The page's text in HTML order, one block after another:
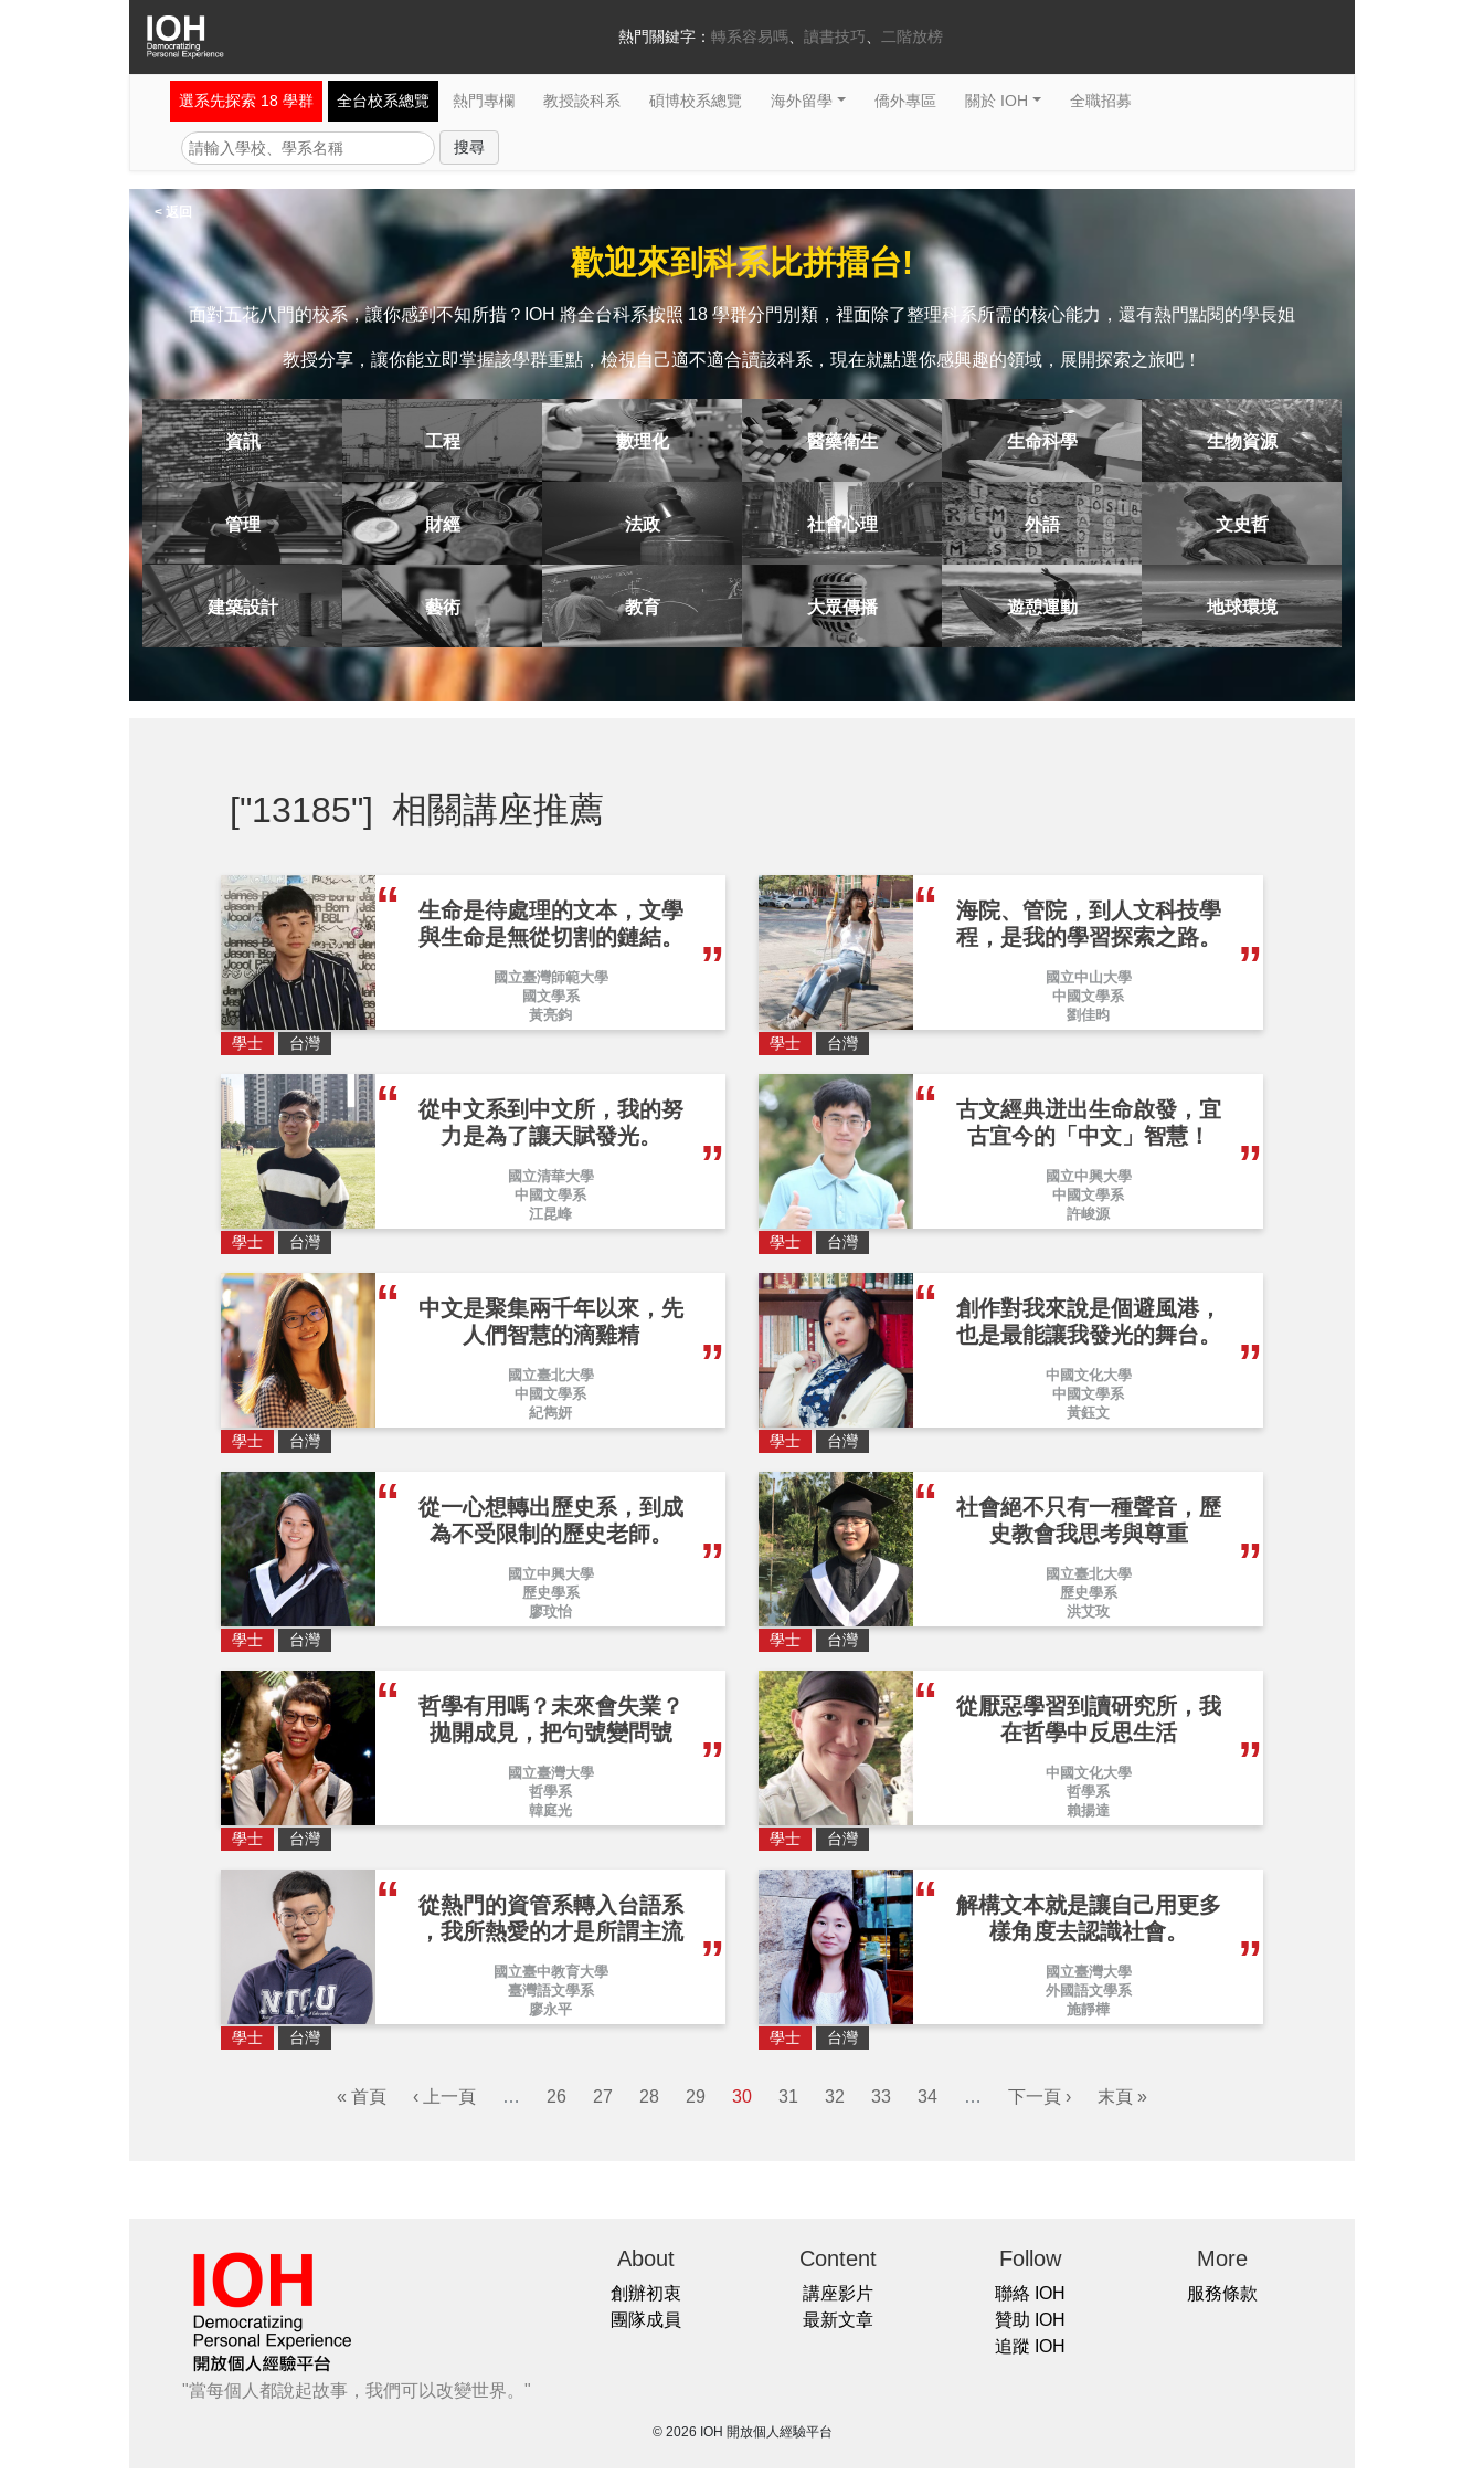
熱門關鍵字： 轉系容易嗎 讀書技巧 二階放榜
選系先探索 18 學群 全台校系總覽 熱門專欄 教授談科系 碩博校系總覽 海外留學 僑外專區 關於 IOH 全職招募
< 返回
歡迎來到科系比拼擂台!
面對五花八門的校系，讓你感到不知所措？IOH 將全台科系按照 18 學群分門別類，裡面除了整理科系所需的核心能力，還有熱門點閱的學長姐
教授分享，讓你能立即掌握該學群重點，檢視自己適不適合讀該科系，現在就點選你感興趣的領域，展開探索之旅吧！
資訊 工程 數理化 醫藥衛生 生命科學 生物資源
管理 財經 法政 社會心理 外語 文史哲
建築設計 藝術 教育 大眾傳播 遊憩運動 地球環境
["13185"] 相關講座推薦
生命是待處理的文本，文學
與生命是無從切割的鏈結。
國立臺灣師範大學
國文學系
黃亮鈞
學士 台灣
海院、管院，到人文科技學
程，是我的學習探索之路。
國立中山大學
中國文學系
劉佳昀
學士 台灣
從中文系到中文所，我的努
力是為了讓天賦發光。
國立清華大學
中國文學系
江昆峰
學士 台灣
古文經典迸出生命啟發，宜
古宜今的「中文」智慧！
國立中興大學
中國文學系
許峻源
學士 台灣
中文是聚集兩千年以來，先
人們智慧的滴雞精
國立臺北大學
中國文學系
紀雋妍
學士 台灣
創作對我來說是個避風港，
也是最能讓我發光的舞台。
中國文化大學
中國文學系
黃鈺文
學士 台灣
從一心想轉出歷史系，到成
為不受限制的歷史老師。
國立中興大學
歷史學系
廖玟怡
學士 台灣
社會絕不只有一種聲音，歷
史教會我思考與尊重
國立臺北大學
歷史學系
洪艾玫
學士 台灣
哲學有用嗎？未來會失業？
拋開成見，把句號變問號
國立臺灣大學
哲學系
韓庭光
學士 台灣
從厭惡學習到讀研究所，我
在哲學中反思生活
中國文化大學
哲學系
賴揚達
學士 台灣
從熱門的資管系轉入台語系
，我所熱愛的才是所謂主流
國立臺中教育大學
臺灣語文學系
廖永平
學士 台灣
解構文本就是讓自己用更多
樣角度去認識社會。
國立臺灣大學
外國語文學系
施靜樺
學士 台灣
« 首頁 ‹ 上一頁 … 26 27 28 29 30 31 32 33 34 … 下一頁 › 末頁 »
"當每個人都說起故事，我們可以改變世界。"
About
創辦初衷
團隊成員
Content
講座影片
最新文章
Follow
聯絡 IOH
贊助 IOH
追蹤 IOH
More
服務條款
© 2026 IOH 開放個人經驗平台